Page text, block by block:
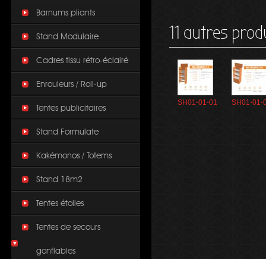
Barnums pliants
Stand Modulaire
Cadres tissu rétro-éclairé
Enrouleurs / Roll-up
Tentes publicitaires
Stand Formulate
Kakémonos / Totems
Stand 18m2
Tentes étoiles
Tentes de secours
gonflables
11 autres
SH01-01-01 SH01-01-